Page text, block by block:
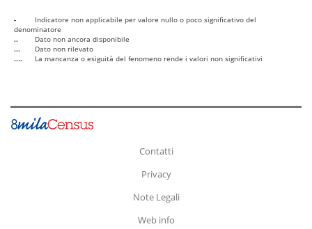
-
Indicatore non applicabile per valore nullo o poco significativo del
denominatore
..
Dato non ancora disponibile
...
Dato non rilevato
....
La mancanza o esiguità del fenomeno rende i valori non significativi
Contatti
Privacy
Note Legali
Web info